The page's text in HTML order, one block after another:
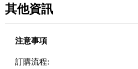
其他資訊
注意事項
訂購流程: